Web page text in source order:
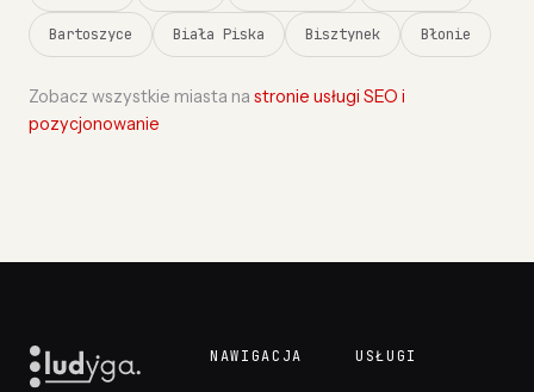
Bartoszyce Biała Piska Bisztynek Błonie
Zobacz wszystkie miasta na stronie usługi SEO i
pozycjonowanie
NAWIGACJA USŁUGI